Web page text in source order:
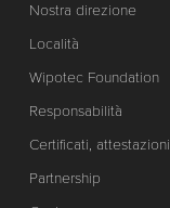
Nostra direzione
Località
Wipotec Foundation
Responsabilità
Certificati,
Partnership